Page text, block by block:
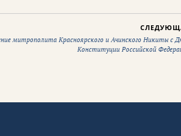
митрополита Красноярского и Ачинского Никиты с
Конституции Российской